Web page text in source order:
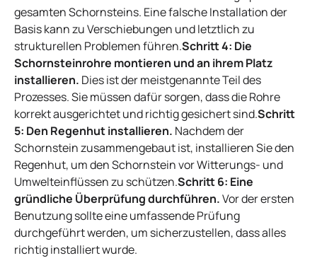
gesamten Schornsteins. Eine falsche Installation der
Basis kann zu Verschiebungen und letztlich zu
strukturellen Problemen führen.Schritt 4: Die
Schornsteinrohre montieren und an ihrem Platz
installieren. Dies ist der meistgenannte Teil des
Prozesses. Sie müssen dafür sorgen, dass die Rohre
korrekt ausgerichtet und richtig gesichert sind.Schritt
5: Den Regenhut installieren. Nachdem der
Schornstein zusammengebaut ist, installieren Sie den
Regenhut, um den Schornstein vor Witterungs- und
Umwelteinflüssen zu schützen.Schritt 6: Eine
gründliche Überprüfung durchführen.Vor der ersten
Benutzung sollte eine umfassende Prüfung
durchgeführt werden, um sicherzustellen, dass alles
richtig installiert wurde.